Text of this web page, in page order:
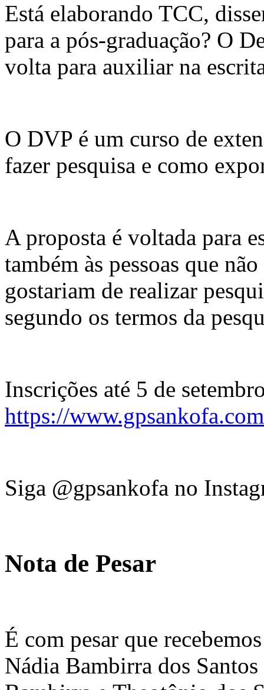
Está elaborando TCC,
para a pós-graduação? O
volta para auxiliar na
O DVP é um curso de
fazer pesquisa e como
A proposta é voltada para
também às pessoas que
gostariam de realizar
segundo os termos da
Inscrições até 5 de
https://
Siga @gpsankofa no
Nota de Pesar
É com pesar que
Nádia Bambirra dos